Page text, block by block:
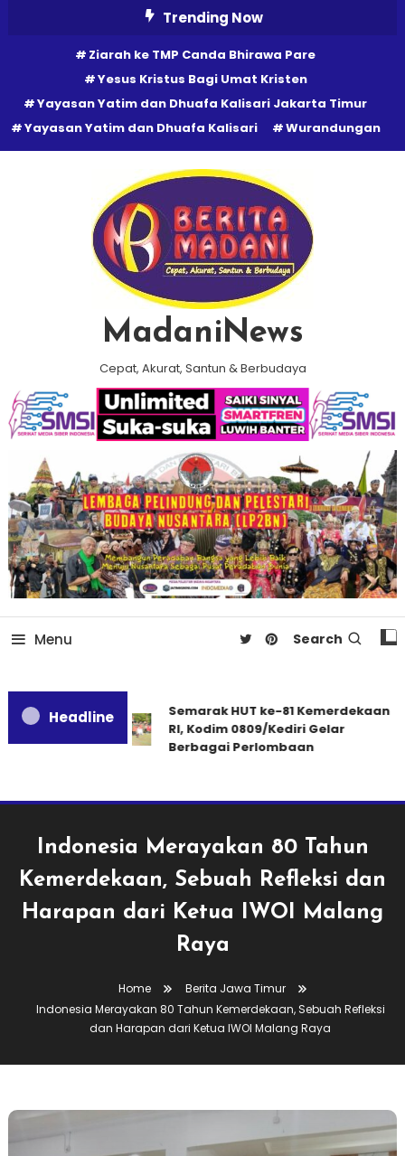
Trending Now
Ziarah ke TMP Canda Bhirawa Pare
Yesus Kristus Bagi Umat Kristen
Yayasan Yatim dan Dhuafa Kalisari Jakarta Timur
Yayasan Yatim dan Dhuafa Kalisari
Wurandungan
MadaniNews
Cepat, Akurat, Santun & Berbudaya
Menu Search
Headline
Semarak HUT ke-81 Kemerdekaan
RI, Kodim 0809/Kediri Gelar
Berbagai Perlombaan
Indonesia Merayakan 80 Tahun
Kemerdekaan, Sebuah Refleksi dan
Harapan dari Ketua IWOI Malang
Raya
Home
Berita Jawa Timur
Indonesia Merayakan 80 Tahun Kemerdekaan, Sebuah Refleksi
dan Harapan dari Ketua IWOI Malang Raya